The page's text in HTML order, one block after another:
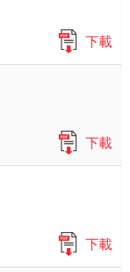
下載
下載
下載